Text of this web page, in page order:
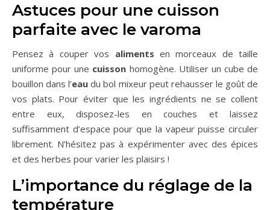
Astuces pour une cuisson
parfaite avec le varoma
Pensez à couper vos aliments en morceaux de taille
uniforme pour une cuisson homogène. Utiliser un cube de
bouillon dans l’eau du bol mixeur peut rehausser le goût de
vos plats. Pour éviter que les ingrédients ne se collent
entre eux, disposez-les en couches et laissez
suffisamment d’espace pour que la vapeur puisse circuler
librement. N’hésitez pas à expérimenter avec des épices
et des herbes pour varier les plaisirs !
L’importance du réglage de la
température